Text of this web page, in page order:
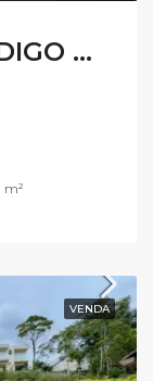
APARTAMENTO – CÓDIGO AV397
m²
VENDA